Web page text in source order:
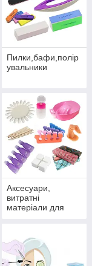
Пилки,бафи,полір
увальники
Аксесуари,
витратні
матеріали для